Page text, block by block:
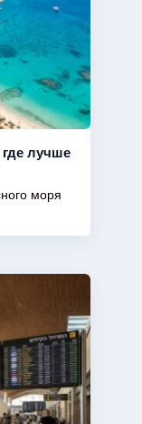
лучше
моря